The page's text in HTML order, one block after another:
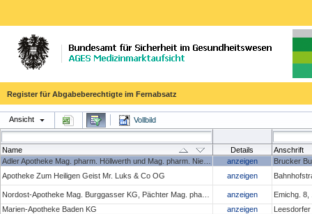
Register für Abgabeberechtigte im Fernabsatz
Ansicht Vollbild
Name Details
Anschrift
anzeigen
Brucker
Apotheke Zum Heiligen Geist Mr. Luks & Co OG
anzeigen
anzeigen
Emichg. 8,
Marien-Apotheke Baden KG
anzeigen